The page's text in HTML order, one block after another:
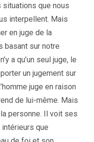
situations que nous
interpellent. Mais
en juge de la
basant sur notre
a qu’un seul juge, le
un jugement sur
juge en raison
de lui-même. Mais
personne. Il voit ses
que